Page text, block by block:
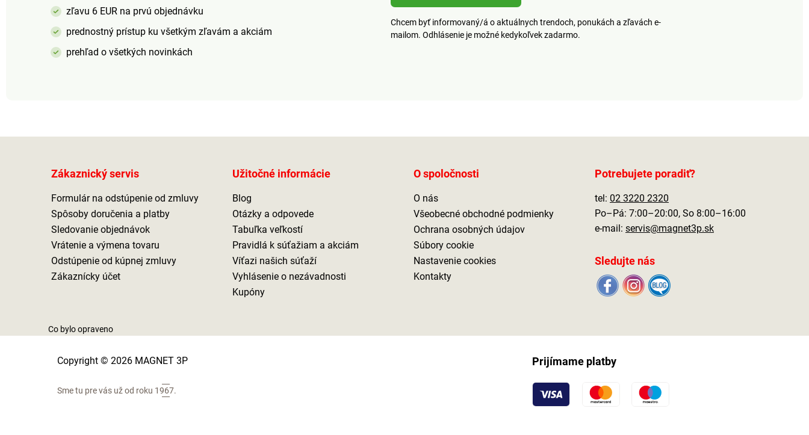
zľavu 6 EUR na prvú objednávku
prednostný prístup ku všetkým zľavám a akciám
prehľad o všetkých novinkách
Chcem byť informovaný/á o aktuálnych trendoch, ponukách a zľavách e-
mailom. Odhlásenie je možné kedykoľvek zadarmo.
Zákaznický servis
Formulár na odstúpenie od zmluvy
Spôsoby doručenia a platby
Sledovanie objednávok
Vrátenie a výmena tovaru
Odstúpenie od kúpnej zmluvy
Zákaznícky účet
Užitočné informácie
Blog
Otázky a odpovede
Tabuľka veľkostí
Pravidlá k súťažiam a akciám
Víťazi našich súťaží
Vyhlásenie o nezávadnosti
Kupóny
O spoločnosti
O nás
Všeobecné obchodné podmienky
Ochrana osobných údajov
Súbory cookie
Nastavenie cookies
Kontakty
Potrebujete poradiť?
tel: 02 3220 2320
Po–Pá: 7:00–20:00, So 8:00–16:00
e-mail: servis@magnet3p.sk
Sledujte nás
Co bylo opraveno
Copyright © 2026 MAGNET 3P
Sme tu pre vás už od roku 1967.
Prijímame platby